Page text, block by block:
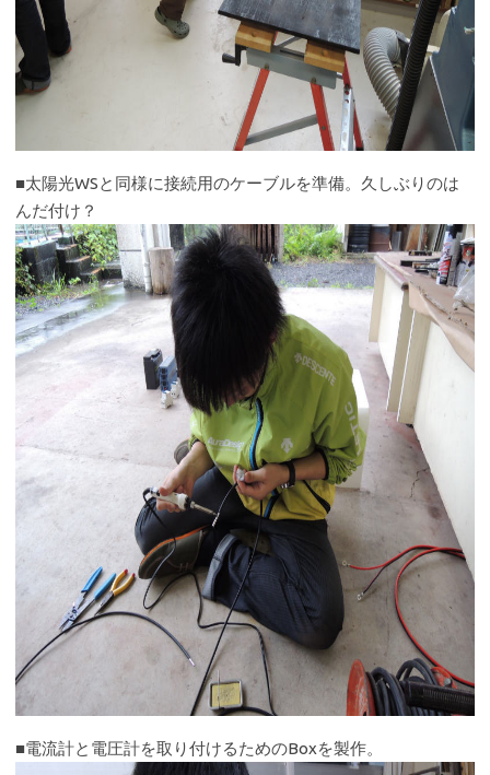
■太陽光WSと同様に接続用のケーブルを準備。久しぶりのは
んだ付け？
■電流計と電圧計を取り付けるためのBoxを製作。